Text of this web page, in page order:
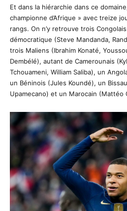
Et dans la hiérarchie dans ce
championne d’Afrique » avec treize
rangs. On n’y retrouve trois
démocratique (Steve Mandanda,
trois Maliens (Ibrahim Konaté,
Dembélé), autant de Camerounais
Tchouameni, William Saliba), un
un Béninois (Jules Koundé), un
Upamecano) et un Marocain (Mattéo